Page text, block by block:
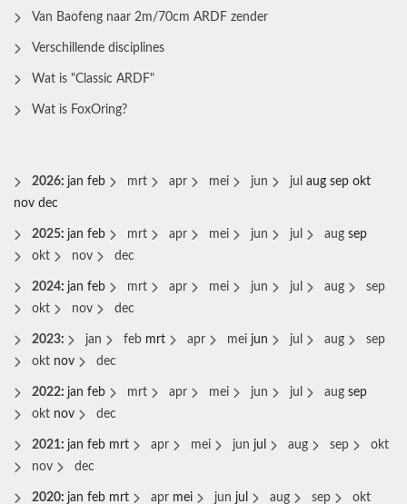
Van Baofeng naar 2m/70cm ARDF zender
Verschillende disciplines
Wat is "Classic ARDF"
Wat is FoxOring?
2026: jan feb mrt apr mei jun jul aug sep okt
nov dec
2025: jan feb mrt apr mei jun jul aug sep
okt
nov dec
2024: jan feb mrt apr mei jun jul aug
sep
okt
nov dec
2023: jan feb mrt apr mei jun jul aug
sep
okt nov dec
2022: jan feb mrt apr mei jun jul aug sep
okt nov dec
2021: jan feb mrt apr mei jun jul aug sep
okt
nov
dec
2020: jan feb mrt apr mei jun jul aug sep
okt